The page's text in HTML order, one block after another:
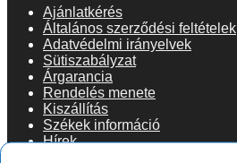
Ajánlatkérés
Általános szerződési feltételek
Adatvédelmi irányelvek
Sütiszabályzat
Árgarancia
Rendelés menete
Kiszállítás
Székek információ
Hírek